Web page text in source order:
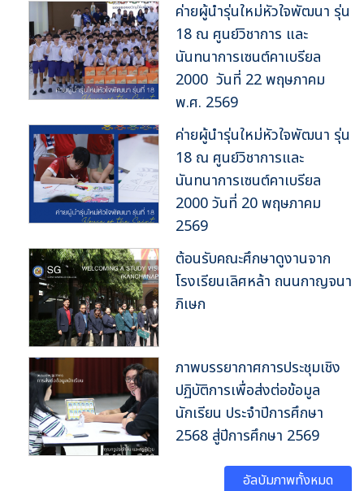
ค่ายผู้นำรุ่นใหม่หัวใจพัฒนา รุ่น
18 ณ ศูนย์วิชาการ และ
นันทนาการเซนต์คาเบรียล
2000 วันที่ 22 พฤษภาคม
พ.ศ. 2569
ค่ายผู้นำรุ่นใหม่หัวใจพัฒนา รุ่น
18 ณ ศูนย์วิชาการและ
นันทนาการเซนต์คาเบรียล
2000 วันที่ 20 พฤษภาคม
2569
ต้อนรับคณะศึกษาดูงานจาก
โรงเรียนเลิศหล้า ถนนกาญจนา
ภิเษก
ภาพบรรยากาศการประชุมเชิง
ปฏิบัติการเพื่อส่งต่อข้อมูล
นักเรียน ประจำปีการศึกษา
2568 สู่ปีการศึกษา 2569
อัลบัมภาพทั้งหมด